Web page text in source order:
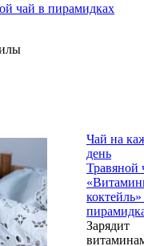
чай в пирамидках
Чай на
день
Травяной
Зарядит